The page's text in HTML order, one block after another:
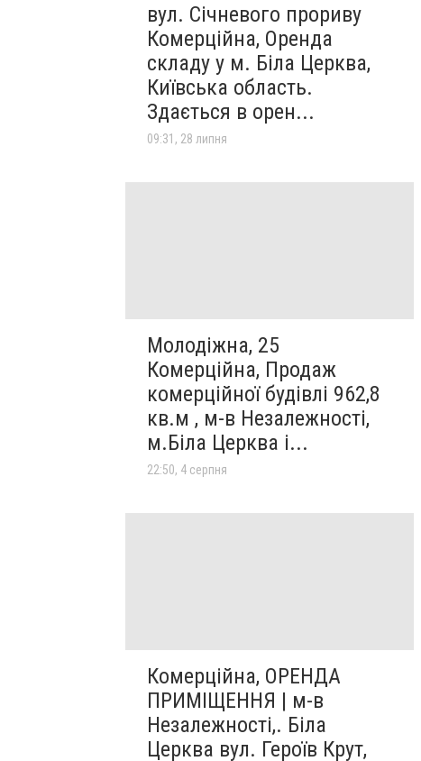
вул. Січневого прориву
Комерційна, Оренда
складу у м. Біла Церква,
Київська область.
Здається в орен...
09:31, 28 липня
Молодіжна, 25
Комерційна, Продаж
комерційної будівлі 962,8
кв.м , м-в Незалежності,
м.Біла Церква і...
22:50, 4 серпня
Комерційна, ОРЕНДА
ПРИМІЩЕННЯ | м-в
Незалежності,. Біла
Церква вул. Героїв Крут,